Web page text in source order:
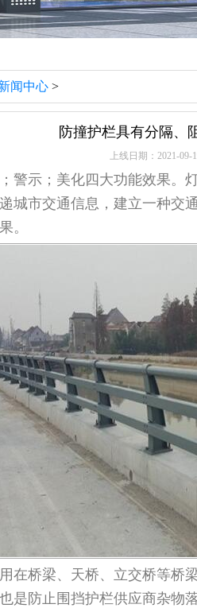
闻中心 >
防撞护栏具有分隔、
上线日期：2021-09-
示；美化四大功能效果。
城市交通信息，建立一种交
。
桥梁、天桥、立交桥等桥
是防止围挡护栏供应商杂物